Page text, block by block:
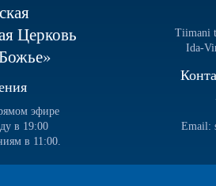
Церковь
эфире
в 19:00
в 11:00.
Tiimani
Ida-
Email: